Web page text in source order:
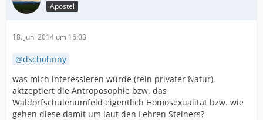
Apostel
18. Juni 2014 um 16:03
dschohnny
was mich interessieren würde (rein privater Natur),
aktzeptiert die Antroposophie bzw. das
Waldorfschulenumfeld eigentlich Homosexualität bzw. wie
gehen diese damit um laut den Lehren Steiners?